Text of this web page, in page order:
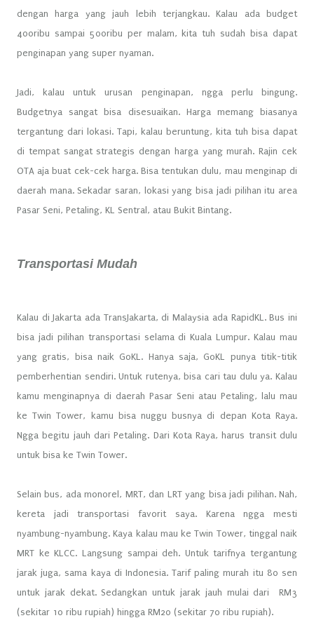
dengan harga yang jauh lebih terjangkau. Kalau ada budget
400ribu sampai 500ribu per malam, kita tuh sudah bisa dapat
penginapan yang super nyaman.
Jadi, kalau untuk urusan penginapan, ngga perlu bingung.
Budgetnya sangat bisa disesuaikan. Harga memang biasanya
tergantung dari lokasi. Tapi, kalau beruntung, kita tuh bisa dapat
di tempat sangat strategis dengan harga yang murah. Rajin cek
OTA aja buat cek-cek harga. Bisa tentukan dulu, mau menginap di
daerah mana. Sekadar saran, lokasi yang bisa jadi pilihan itu area
Pasar Seni, Petaling, KL Sentral, atau Bukit Bintang.
Transportasi Mudah
Kalau di Jakarta ada TransJakarta, di Malaysia ada RapidKL. Bus ini
bisa jadi pilihan transportasi selama di Kuala Lumpur. Kalau mau
yang gratis, bisa naik GoKL. Hanya saja, GoKL punya titik-titik
pemberhentian sendiri. Untuk rutenya, bisa cari tau dulu ya. Kalau
kamu menginapnya di daerah Pasar Seni atau Petaling, lalu mau
ke Twin Tower, kamu bisa nuggu busnya di depan Kota Raya.
Ngga begitu jauh dari Petaling. Dari Kota Raya, harus transit dulu
untuk bisa ke Twin Tower.
Selain bus, ada monorel, MRT, dan LRT yang bisa jadi pilihan. Nah,
kereta jadi transportasi favorit saya. Karena ngga mesti
nyambung-nyambung. Kaya kalau mau ke Twin Tower, tinggal naik
MRT ke KLCC. Langsung sampai deh. Untuk tarifnya tergantung
jarak juga, sama kaya di Indonesia. Tarif paling murah itu 80 sen
untuk jarak dekat. Sedangkan untuk jarak jauh mulai dari RM3
(sekitar 10 ribu rupiah) hingga RM20 (sekitar 70 ribu rupiah).